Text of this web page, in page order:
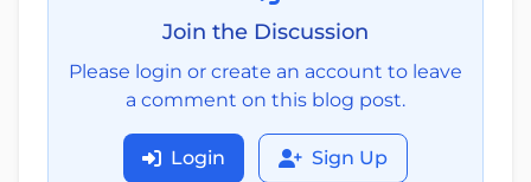
Join the Discussion
Please login or create an account to leave
a comment on this blog post.
Login Sign Up